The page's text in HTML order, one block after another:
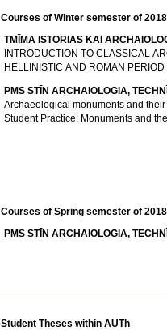
Courses of Winter semester of
TMĪMA ISTORIAS KAI
INTRODUCTION TO CLASSICAL
HELLINISTIC AND ROMAN PERIOD
PMS STĪN ARCΗAIOLOGIA,
Αrchaeological monuments and
Student Practice: Monuments and
Courses of Spring semester of
PMS STĪN ARCΗAIOLOGIA,
Student Theses within AUTh